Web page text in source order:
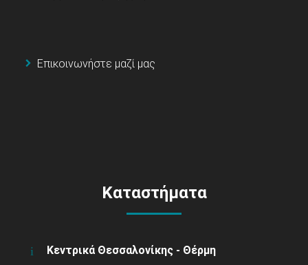
Επικοινωνήστε μαζί μας
Καταστήματα
Κεντρικά Θεσσαλονίκης - Θέρμη